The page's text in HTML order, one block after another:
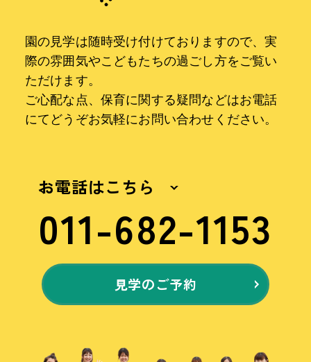
園の見学は随時受け付けておりますので、実
際の雰囲気やこどもたちの過ごし方をご覧い
ただけます。
ご心配な点、保育に関する疑問などはお電話
にてどうぞお気軽にお問い合わせください。
お電話はこちら
011-682-1153
見学のご予約